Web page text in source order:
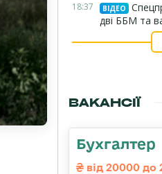
18:37 ВІДЕО
дві ББМ та
ВАКАНСІЇ
Бухгалтер
від 20000 до